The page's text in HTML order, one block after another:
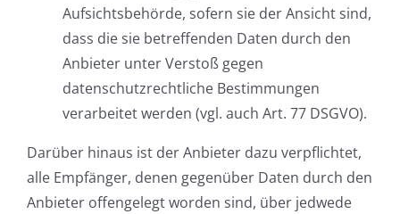
Aufsichtsbehörde, sofern sie der Ansicht sind,
dass die sie betreffenden Daten durch den
Anbieter unter Verstoß gegen
datenschutzrechtliche Bestimmungen
verarbeitet werden (vgl. auch Art. 77 DSGVO).
Darüber hinaus ist der Anbieter dazu verpflichtet,
alle Empfänger, denen gegenüber Daten durch den
Anbieter offengelegt worden sind, über jedwede